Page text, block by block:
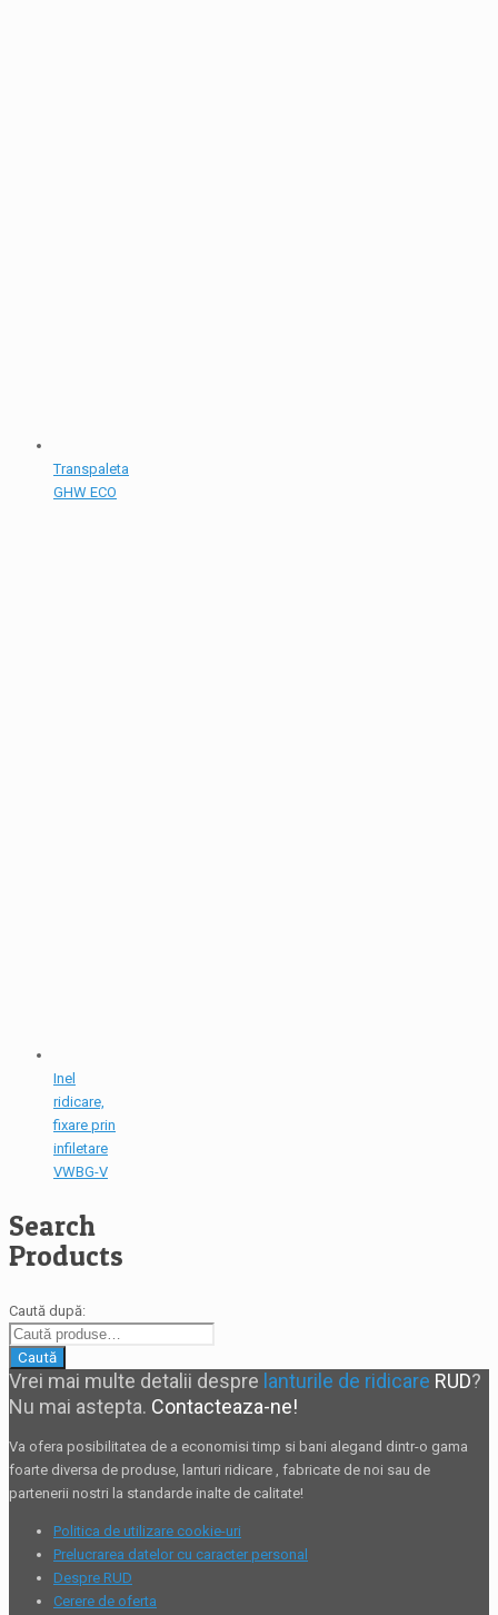
Transpaleta
GHW ECO
Inel
ridicare,
fixare prin
infiletare
VWBG-V
Search
Products
Caută după:
Caută
Vrei mai multe detalii despre lanturile de ridicare RUD?
Nu mai astepta. Contacteaza-ne!
Va ofera posibilitatea de a economisi timp si bani alegand dintr-o gama
foarte diversa de produse, lanturi ridicare , fabricate de noi sau de
partenerii nostri la standarde inalte de calitate!
Politica de utilizare cookie-uri
Prelucrarea datelor cu caracter personal
Despre RUD
Cerere de oferta